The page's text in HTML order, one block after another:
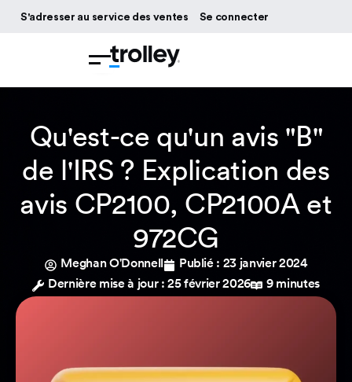
S'adresser au service des ventes Se connecter
Qu'est-ce qu'un avis "B"
de l'IRS ? Explication des
avis CP2100, CP2100A et
972CG
Meghan O'Donnell Publié : 23 janvier 2024
Dernière mise à jour : 25 février 2026
9 minutes